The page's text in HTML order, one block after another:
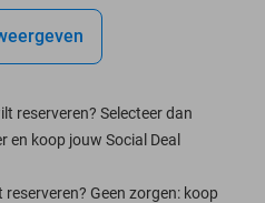
reserveren? Selecteer dan
en koop jouw Social Deal
Geen zorgen: koop